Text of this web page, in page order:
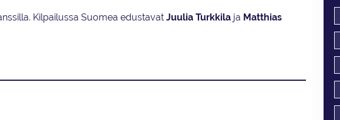
Kilpailussa Suomea edustavat Juulia Turkkila ja Matthias